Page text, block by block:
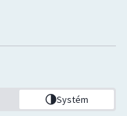
Systém